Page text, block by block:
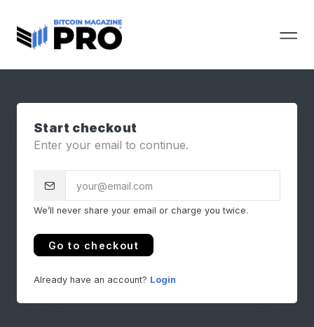
Start checkout
Enter your email to continue.
We’ll never share your email or charge you twice.
Go to checkout
Already have an account? Login